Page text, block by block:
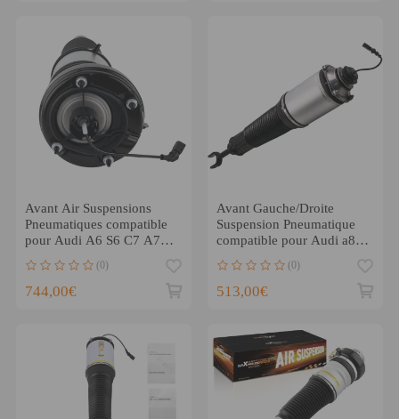
Avant Air Suspensions
Pneumatiques compatible
pour Audi A6 S6 C7 A7
Sportback A8 4h 2011-19
(0)
744,00€
Avant Gauche/Droite
Suspension Pneumatique
compatible pour Audi a8
d3 4E
(0)
513,00€